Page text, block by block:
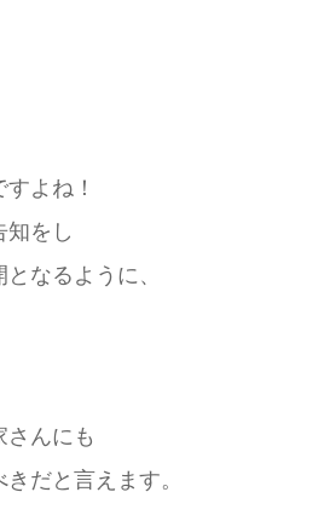
よね！
知をし
なるように、
さんにも
だと言えます。